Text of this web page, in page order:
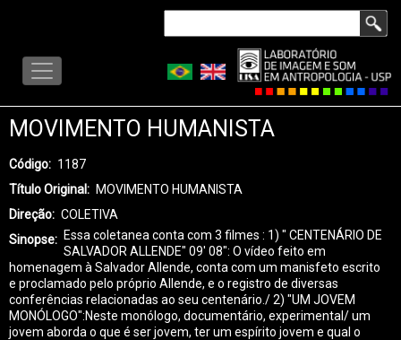
conteúdo
LISA
MENU
MOVIMENTO HUMANISTA
Código
1187
Título Original
MOVIMENTO HUMANISTA
Direção
COLETIVA
Sinopse
Essa coletanea conta com 3 filmes : 1) " CENTENÁRIO DE
SALVADOR ALLENDE" 09' 08": O vídeo feito em
homenagem à Salvador Allende, conta com um manisfeto escrito
e proclamado pelo próprio Allende, e o registro de diversas
conferências relacionadas ao seu centenário./ 2) "UM JOVEM
MONÓLOGO":Neste monólogo, documentário, experimental/ um
jovem aborda o que é ser jovem, ter um espírito jovem e qual o